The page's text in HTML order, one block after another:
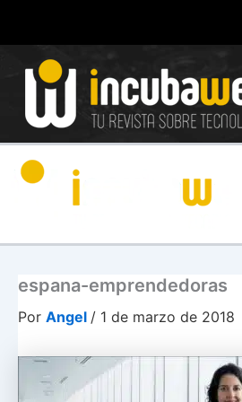
contenido
espana-emprendedoras
Por Angel / 1 de marzo de 2018